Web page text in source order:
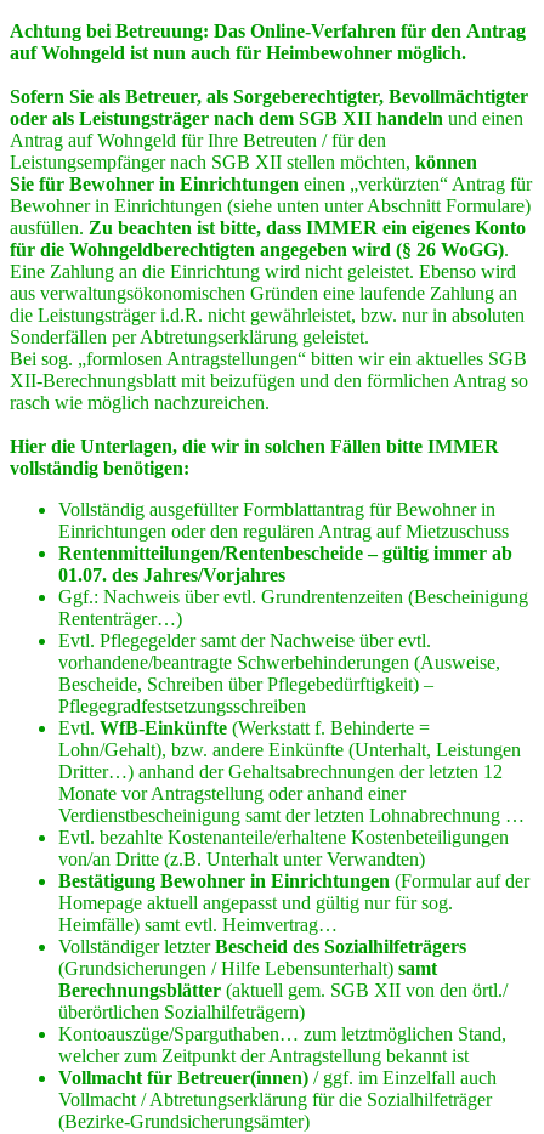
Achtung bei Betreuung: Das Online-Verfahren für den Antrag
auf Wohngeld ist nun auch für Heimbewohner möglich.
Sofern Sie als Betreuer, als Sorgeberechtigter, Bevollmächtigter
oder als Leistungsträger nach dem SGB XII handeln und einen
Antrag auf Wohngeld für Ihre Betreuten / für den
Leistungsempfänger nach SGB XII stellen möchten, können
Sie für Bewohner in Einrichtungen einen „verkürzten“ Antrag für
Bewohner in Einrichtungen (siehe unten unter Abschnitt Formulare)
ausfüllen. Zu beachten ist bitte, dass IMMER ein eigenes Konto
für die Wohngeldberechtigten angegeben wird (§ 26 WoGG).
Eine Zahlung an die Einrichtung wird nicht geleistet. Ebenso wird
aus verwaltungsökonomischen Gründen eine laufende Zahlung an
die Leistungsträger i.d.R. nicht gewährleistet, bzw. nur in absoluten
Sonderfällen per Abtretungserklärung geleistet.
Bei sog. „formlosen Antragstellungen“ bitten wir ein aktuelles SGB
XII-Berechnungsblatt mit beizufügen und den förmlichen Antrag so
rasch wie möglich nachzureichen.
Hier die Unterlagen, die wir in solchen Fällen bitte IMMER
vollständig benötigen:
Vollständig ausgefüllter Formblattantrag für Bewohner in
Einrichtungen oder den regulären Antrag auf Mietzuschuss
Rentenmitteilungen/Rentenbescheide – gültig immer ab
01.07. des Jahres/Vorjahres
Ggf.: Nachweis über evtl. Grundrentenzeiten (Bescheinigung
Rententräger…)
Evtl. Pflegegelder samt der Nachweise über evtl.
vorhandene/beantragte Schwerbehinderungen (Ausweise,
Bescheide, Schreiben über Pflegebedürftigkeit) –
Pflegegradfestsetzungsschreiben
Evtl. WfB-Einkünfte (Werkstatt f. Behinderte =
Lohn/Gehalt), bzw. andere Einkünfte (Unterhalt, Leistungen
Dritter…) anhand der Gehaltsabrechnungen der letzten 12
Monate vor Antragstellung oder anhand einer
Verdienstbescheinigung samt der letzten Lohnabrechnung …
Evtl. bezahlte Kostenanteile/erhaltene Kostenbeteiligungen
von/an Dritte (z.B. Unterhalt unter Verwandten)
Bestätigung Bewohner in Einrichtungen (Formular auf der
Homepage aktuell angepasst und gültig nur für sog.
Heimfälle) samt evtl. Heimvertrag…
Vollständiger letzterBescheid des Sozialhilfeträgers
(Grundsicherungen / Hilfe Lebensunterhalt) samt
Berechnungsblätter (aktuell gem. SGB XII von den örtl./
überörtlichen Sozialhilfeträgern)
Kontoauszüge/Sparguthaben… zum letztmöglichen Stand,
welcher zum Zeitpunkt der Antragstellung bekannt ist
Vollmacht für Betreuer(innen) / ggf. im Einzelfall auch
Vollmacht / Abtretungserklärung für die Sozialhilfeträger
(Bezirke-Grundsicherungsämter)